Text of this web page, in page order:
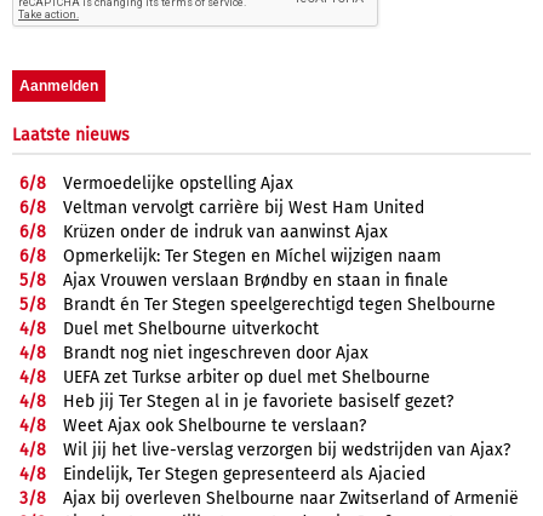
Laatste nieuws
6/8
Vermoedelijke opstelling Ajax
6/8
Veltman vervolgt carrière bij West Ham United
6/8
Krüzen onder de indruk van aanwinst Ajax
6/8
Opmerkelijk: Ter Stegen en Míchel wijzigen naam
5/8
Ajax Vrouwen verslaan Brøndby en staan in finale
5/8
Brandt én Ter Stegen speelgerechtigd tegen Shelbourne
4/8
Duel met Shelbourne uitverkocht
4/8
Brandt nog niet ingeschreven door Ajax
4/8
UEFA zet Turkse arbiter op duel met Shelbourne
4/8
Heb jij Ter Stegen al in je favoriete basiself gezet?
4/8
Weet Ajax ook Shelbourne te verslaan?
4/8
Wil jij het live-verslag verzorgen bij wedstrijden van Ajax?
4/8
Eindelijk, Ter Stegen gepresenteerd als Ajacied
3/8
Ajax bij overleven Shelbourne naar Zwitserland of Armenië